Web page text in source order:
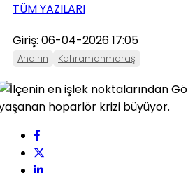
TÜM YAZILARI
Giriş: 06-04-2026 17:05
Andırın Kahramanmaraş